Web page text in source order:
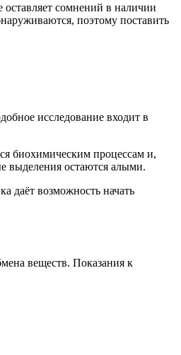
сомнений в наличии
поэтому поставить
исследование входит в
биохимическим процессам и,
выделения остаются алыми.
даёт возможность начать
веществ. Показания к